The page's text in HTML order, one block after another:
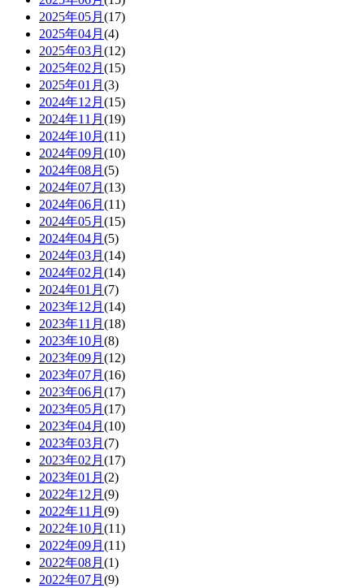
2025年05月 (17)
2025年04月 (4)
2025年03月 (12)
2025年02月 (15)
2025年01月 (3)
2024年12月 (15)
2024年11月 (19)
2024年10月 (11)
2024年09月 (10)
2024年08月 (5)
2024年07月 (13)
2024年06月 (11)
2024年05月 (15)
2024年04月 (5)
2024年03月 (14)
2024年02月 (14)
2024年01月 (7)
2023年12月 (14)
2023年11月 (18)
2023年10月 (8)
2023年09月 (12)
2023年07月 (16)
2023年06月 (17)
2023年05月 (17)
2023年04月 (10)
2023年03月 (7)
2023年02月 (17)
2023年01月 (2)
2022年12月 (9)
2022年11月 (9)
2022年10月 (11)
2022年09月 (11)
2022年08月 (1)
2022年07月 (9)